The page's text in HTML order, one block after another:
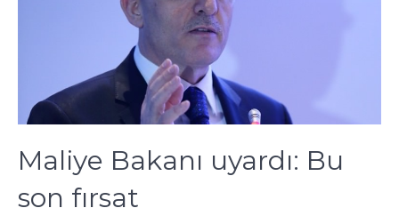
Maliye Bakanı uyardı: Bu
son fırsat